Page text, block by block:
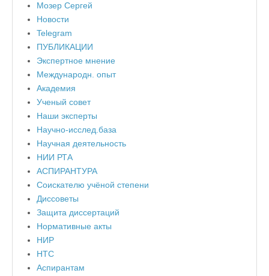
Мозер Сергей
Новости
Telegram
ПУБЛИКАЦИИ
Экспертное мнение
Международн. опыт
Академия
Ученый совет
Наши эксперты
Научно-исслед.база
Научная деятельность
НИИ РТА
АСПИРАНТУРА
Соискателю учёной степени
Диссоветы
Защита диссертаций
Нормативные акты
НИР
НТС
Аспирантам